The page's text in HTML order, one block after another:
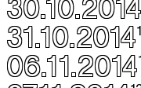
30.10.2014
31.10.2014
06.11.2014